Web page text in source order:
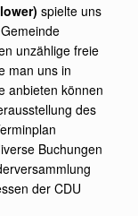
spielte uns
unzählige freie
man uns in
anbieten können
des
Buchungen
der CDU